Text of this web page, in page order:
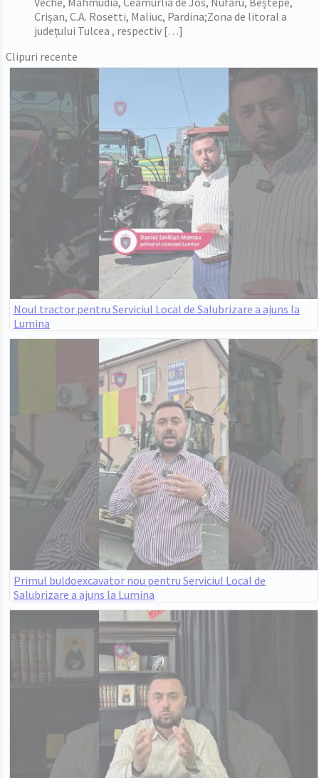
Crișan, C.A. Rosetti, Maliuc, Pardina;Zona de litoral a
județului Tulcea , respectiv […]
Clipuri recente
Noul tractor pentru Serviciul Local de Salubrizare a ajuns la
Lumina
Primul buldoexcavator nou pentru Serviciul Local de
Salubrizare a ajuns la Lumina